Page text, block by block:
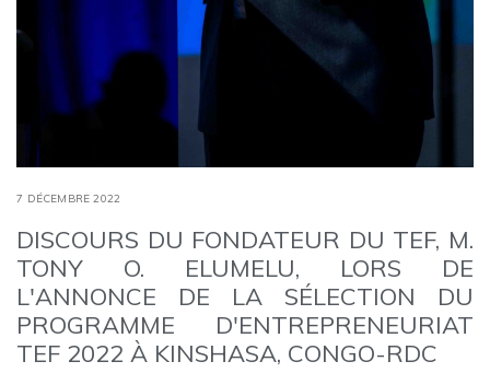
7 DÉCEMBRE 2022
DISCOURS DU FONDATEUR DU TEF, M.
TONY O. ELUMELU, LORS DE
L'ANNONCE DE LA SÉLECTION DU
PROGRAMME D'ENTREPRENEURIAT
TEF 2022 À KINSHASA, CONGO-RDC